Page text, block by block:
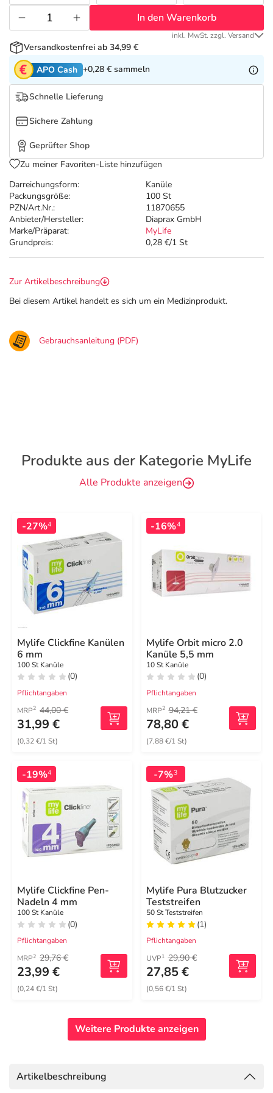
Vitamine & Mineralstoffe
Darreichungsform:
Kanüle
Packungsgröße:
100 St
PZN/Art.Nr.:
11870655
Anbieter/Hersteller:
Diaprax GmbH
Marke/Präparat:
MyLife
Grundpreis:
0,28 €/1 St
In den Warenkorb
inkl. MwSt. zzgl. Versand
Versandkostenfrei ab 34,99 €
APO Cash +0,28 € sammeln
Schnelle Lieferung
Sichere Zahlung
Geprüfter Shop
Zu meiner Favoriten-Liste hinzufügen
Zur Artikelbeschreibung
Bei diesem Artikel handelt es sich um ein Medizinprodukt.
Gebrauchsanleitung (PDF)
Produkte aus der Kategorie MyLife
Alle Produkte anzeigen
-27%4
Mylife Clickfine Kanülen
6 mm
100 St Kanüle
(0)
Pflichtangaben
MRP2 44,00 €
31,99 €
(0,32 €/1 St)
-16%4
Mylife Orbit micro 2.0
Kanüle 5,5 mm
10 St Kanüle
(0)
Pflichtangaben
MRP2 94,21 €
78,80 €
(7,88 €/1 St)
-19%4
Mylife Clickfine Pen-
Nadeln 4 mm
100 St Kanüle
(0)
Pflichtangaben
MRP2 29,76 €
23,99 €
(0,24 €/1 St)
-7%3
Mylife Pura Blutzucker
Teststreifen
50 St Teststreifen
(1)
Pflichtangaben
UVP1 29,90 €
27,85 €
(0,56 €/1 St)
Weitere Produkte anzeigen
Artikelbeschreibung